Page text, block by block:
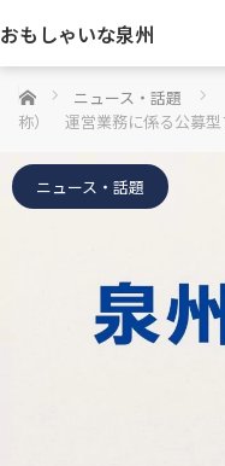
おもしゃいな泉州
ホーム ニュース・話題
称） 運営業務に係る公募型
ニュース・話題